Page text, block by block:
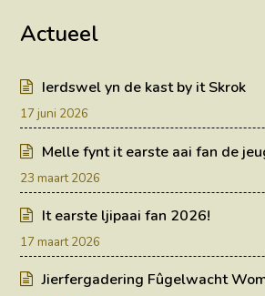
Actueel
Ierdswel yn de kast by it Skrok
17 juni 2026
Melle fynt it earste aai fan de
23 maart 2026
It earste ljipaai fan 2026!
17 maart 2026
Jierfergadering Fûgelwacht